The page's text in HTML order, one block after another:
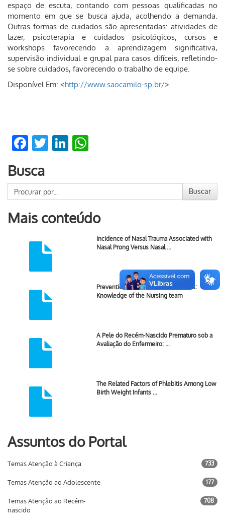
espaço de escuta, contando com pessoas qualificadas no
momento em que se busca ajuda, acolhendo a demanda.
Outras formas de cuidados são apresentadas: atividades de
lazer, psicoterapia e cuidados psicológicos, cursos e
workshops favorecendo a aprendizagem significativa,
supervisão individual e grupal para casos difíceis, refletindo-
se sobre cuidados, favorecendo o trabalho de equipe.
Disponível Em: <http://www.saocamilo-sp.br/>
Facebook
TwitterLinkedIn
Busca
Buscar
Mais conteúdo
Incidence of Nasal Trauma Associated with
Nasal Prong Versus Nasal …
Prevention of Newborn Skin Lesions:
Knowledge of the Nursing team
A Pele do Recém-Nascido Prematuro sob a
Avaliação do Enfermeiro: …
The Related Factors of Phlebitis Among Low
Birth Weight Infants …
Assuntos do Portal
Temas Atenção à Criança 733
Temas Atenção ao Adolescente 177
Temas Atenção ao Recém-
nascido
708